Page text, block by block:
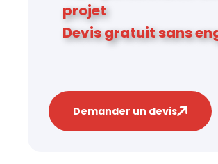
projet
Devis gratuit sans
Demander un devis